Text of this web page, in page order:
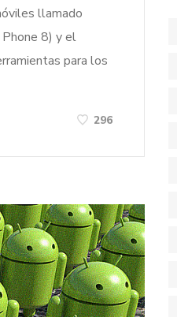
llamado
8) y el
para los
296